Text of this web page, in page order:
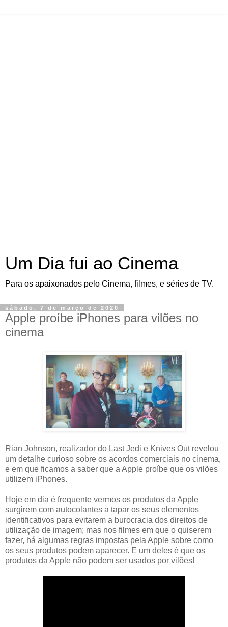
Um Dia fui ao Cinema
Para os apaixonados pelo Cinema, filmes, e séries de TV.
sábado, 7 de março de 2020
Apple proíbe iPhones para vilões no
cinema
Rian Johnson, realizador do Last Jedi e Knives Out revelou
um detalhe curioso sobre os acordos comerciais no cinema,
e em que ficamos a saber que a Apple proíbe que os vilões
utilizem iPhones.
Hoje em dia é frequente vermos os produtos da Apple
surgirem com autocolantes a tapar os seus elementos
identificativos para evitarem a burocracia dos direitos de
utilização de imagem; mas nos filmes em que o quiserem
fazer, há algumas regras impostas pela Apple sobre como
os seus produtos podem aparecer. E um deles é que os
produtos da Apple não podem ser usados por vilões!